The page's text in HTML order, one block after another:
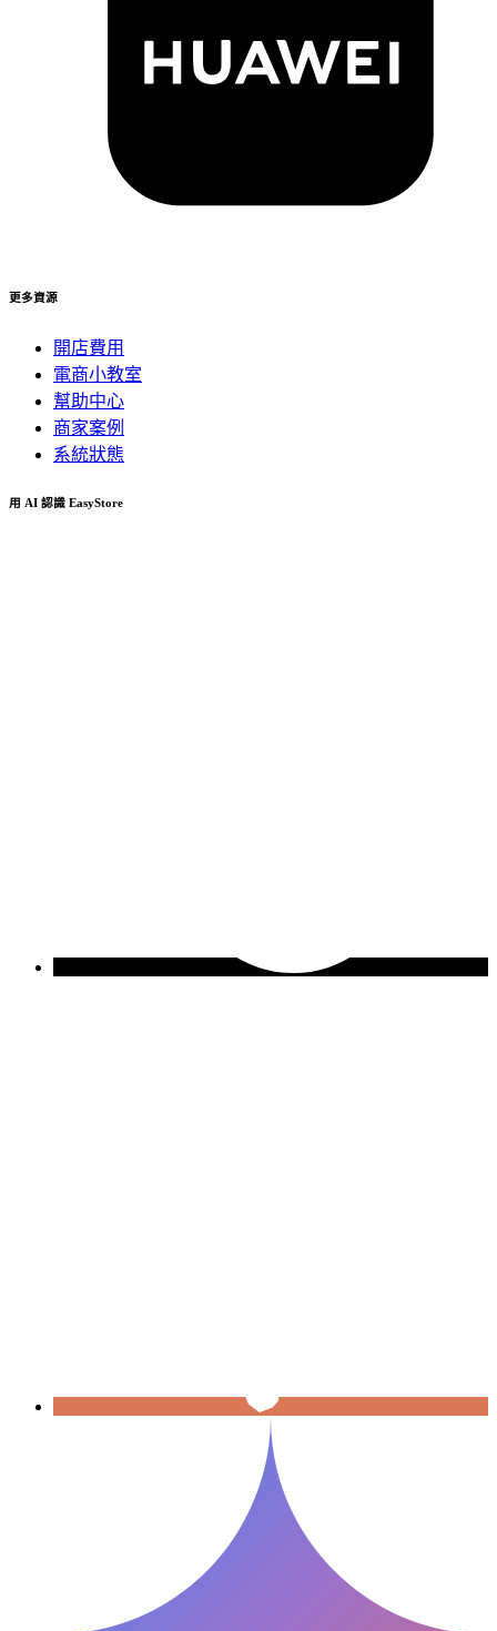
更多資源
開店費用
電商小教室
幫助中心
商家案例
系統狀態
用 AI 認識 EasyStore